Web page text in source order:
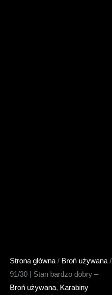
Strona główna/ Broń używana/
91/30 | Stan bardzo dobry –
Broń używana, Karabiny